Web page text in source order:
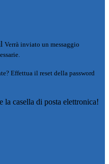
Verrà inviato un messaggio
Effettua il reset della password
casella di posta elettronica!